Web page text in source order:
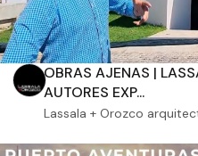
OBRAS AJENAS |
AUTORES EXP...
Lassala + Orozco